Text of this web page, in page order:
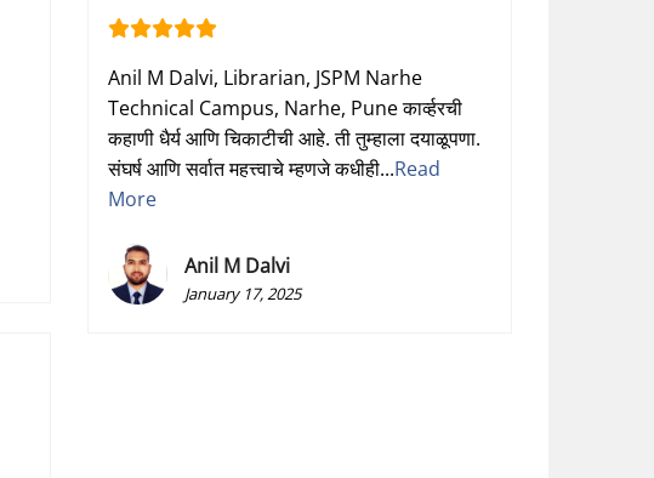
Anil M Dalvi, Librarian, JSPM Narhe
Technical Campus, Narhe, Pune कार्व्हरची
कहाणी धैर्य आणि चिकाटीची आहे. ती तुम्हाला दयाळूपणा.
संघर्ष आणि सर्वात महत्त्वाचे म्हणजे कधीही...Read
More
Anil M Dalvi
January 17, 2025